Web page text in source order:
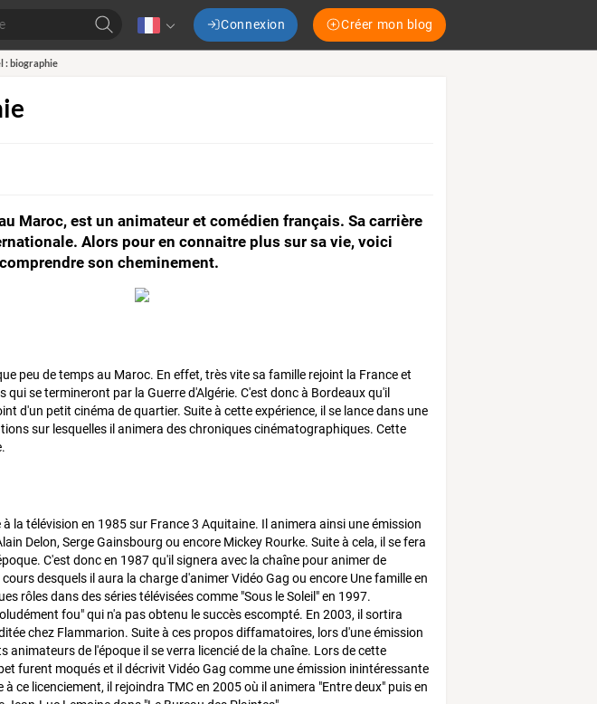
Connexion Créer mon blog
: biographie
Maroc, est un animateur et comédien français. Sa carrière
Alors pour en connaitre plus sur sa vie, voici
son cheminement.
peu de temps au Maroc. En effet, très vite sa famille rejoint la France et
se termineront par la Guerre d'Algérie. C'est donc à Bordeaux qu'il
d'un petit cinéma de quartier. Suite à cette expérience, il se lance dans une
sur lesquelles il animera des chroniques cinématographiques. Cette
la télévision en 1985 sur France 3 Aquitaine. Il animera ainsi une émission
Delon, Serge Gainsbourg ou encore Mickey Rourke. Suite à cela, il se fera
C'est donc en 1987 qu'il signera avec la chaîne pour animer de
desquels il aura la charge d'animer Vidéo Gag ou encore Une famille en
rôles dans des séries télévisées comme "Sous le Soleil" en 1997.
fou" qui n'a pas obtenu le succès escompté. En 2003, il sortira
chez Flammarion. Suite à ces propos diffamatoires, lors d'une émission
animateurs de l'époque il se verra licencié de la chaîne. Lors de cette
furent moqués et il décrivit Vidéo Gag comme une émission inintéressante
ce licenciement, il rejoindra TMC en 2005 où il animera "Entre deux" puis en